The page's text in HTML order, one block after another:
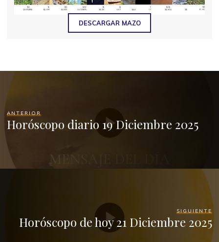
DESCARGAR MAZO
ANTERIOR
Horóscopo diario 19 Diciembre 2025
SIGUIENTE
Horóscopo de hoy 21 Diciembre 2025